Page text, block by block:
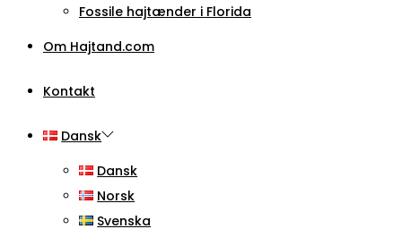
Fossile hajtænder i Florida
Om Hajtand.com
Kontakt
Dansk
Dansk
Norsk
Svenska